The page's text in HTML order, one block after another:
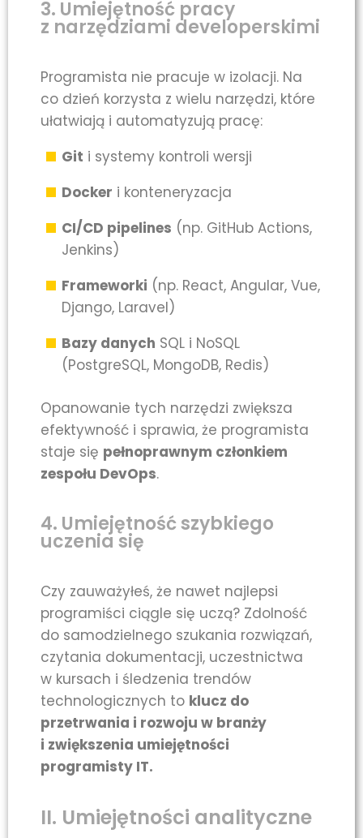
3. Umiejętność pracy
z narzędziami developerskimi
Programista nie pracuje w izolacji. Na
co dzień korzysta z wielu narzędzi, które
ułatwiają i automatyzują pracę:
Git i systemy kontroli wersji
Docker i konteneryzacja
CI/CD pipelines (np. GitHub Actions,
Jenkins)
Frameworki (np. React, Angular, Vue,
Django, Laravel)
Bazy danych SQL i NoSQL
(PostgreSQL, MongoDB, Redis)
Opanowanie tych narzędzi zwiększa
efektywność i sprawia, że programista
staje się pełnoprawnym członkiem
zespołu DevOps.
4. Umiejętność szybkiego
uczenia się
Czy zauważyłeś, że nawet najlepsi
programiści ciągle się uczą? Zdolność
do samodzielnego szukania rozwiązań,
czytania dokumentacji, uczestnictwa
w kursach i śledzenia trendów
technologicznych to klucz do
przetrwania i rozwoju w branży
i zwiększenia umiejętności
programisty IT.
II. Umiejętności analityczne